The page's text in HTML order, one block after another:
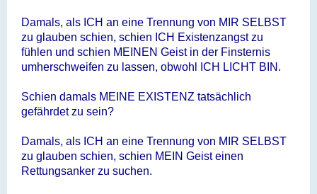
Damals, als ICH an eine Trennung von MIR SELBST
zu glauben schien, schien ICH Existenzangst zu
fühlen und schien MEINEN Geist in der Finsternis
umherschweifen zu lassen, obwohl ICH LICHT BIN.
Schien damals MEINE EXISTENZ tatsächlich
gefährdet zu sein?
Damals, als ICH an eine Trennung von MIR SELBST
zu glauben schien, schien MEIN Geist einen
Rettungsanker zu suchen.